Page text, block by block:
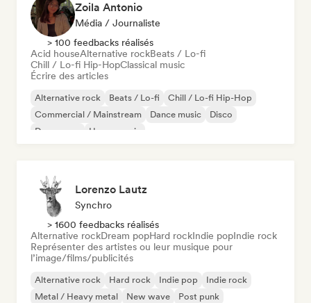
Zoila Antonio
Média / Journaliste
> 100 feedbacks réalisés
Acid houseAlternative rockBeats / Lo-fi
Chill / Lo-fi Hip-HopClassical music
Écrire des articles
Alternative rock Beats / Lo-fi
Chill / Lo-fi Hip-Hop
Commercial / Mainstream
Dance music
Disco
Dream pop
House music
Lorenzo Lautz
Synchro
> 1600 feedbacks réalisés
Alternative rockDream popHard rockIndie popIndie rock
Représenter des artistes ou leur musique pour
l’image/films/publicités
Alternative rock Hard rock Indie pop
Indie rock
Metal / Heavy metal
New wave Post punk